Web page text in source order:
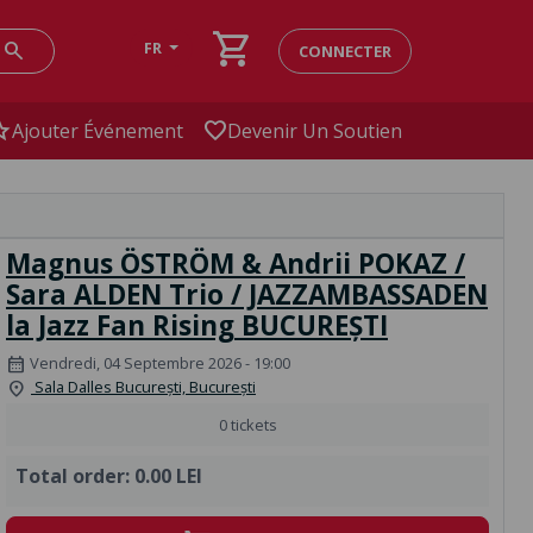
search FR shopping_cart CONNECTER
Ajouter Événement favoriteDevenir Un Soutien
Magnus ÖSTRÖM & Andrii POKAZ /
Sara ALDEN Trio / JAZZAMBASSADEN
la Jazz Fan Rising BUCUREȘTI
calendar_month Vendredi, 04 Septembre 2026 - 19:00
location_on Sala Dalles București, București
0 tickets
Total order: 0.00 LEI